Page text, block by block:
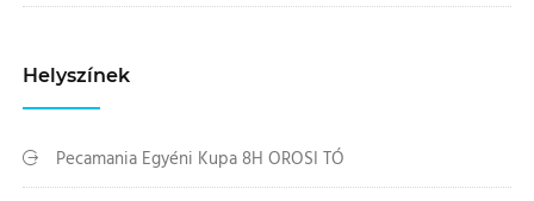
Helyszínek
Pecamania Egyéni Kupa 8H OROSI TÓ